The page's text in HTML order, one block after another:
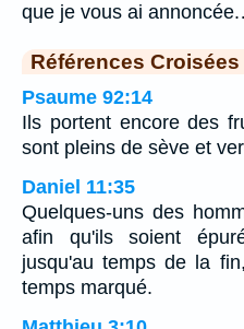
que je vous ai
Références Croisées
Psaume 92:14
Ils portent encore des
sont pleins de sève et
Daniel 11:35
Quelques-uns des
afin qu'ils soient
jusqu'au temps de la
temps marqué.